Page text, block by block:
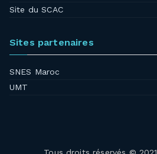
Site du SCAC
Sites partenaires
SNES Maroc
UMT